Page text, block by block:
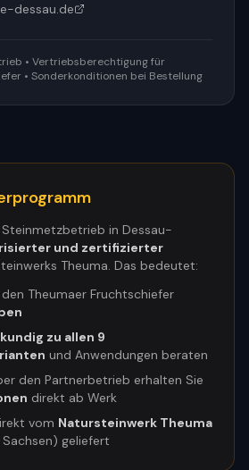
dessau.de
• Vertriebsberechtigung für
• Sonderkonditionen bei Bestellung
in Dessau-
und zertifizierter
Theuma. Das bedeutet:
Theumaer Fruchtschiefer
zu allen 9
und Anwendungen beraten
den Partnerbetrieb erhalten Sie
direkt ab Werk
vom Natursteinwerk Theuma
geliefert